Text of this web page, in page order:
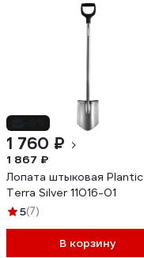
1 760 ₽
1 867 ₽
Лопата штыковая Plantic
Terra Silver 11016-01
5(7)
В корзину